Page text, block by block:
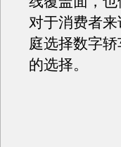
对于消费者
庭选择数字轿
的选择。